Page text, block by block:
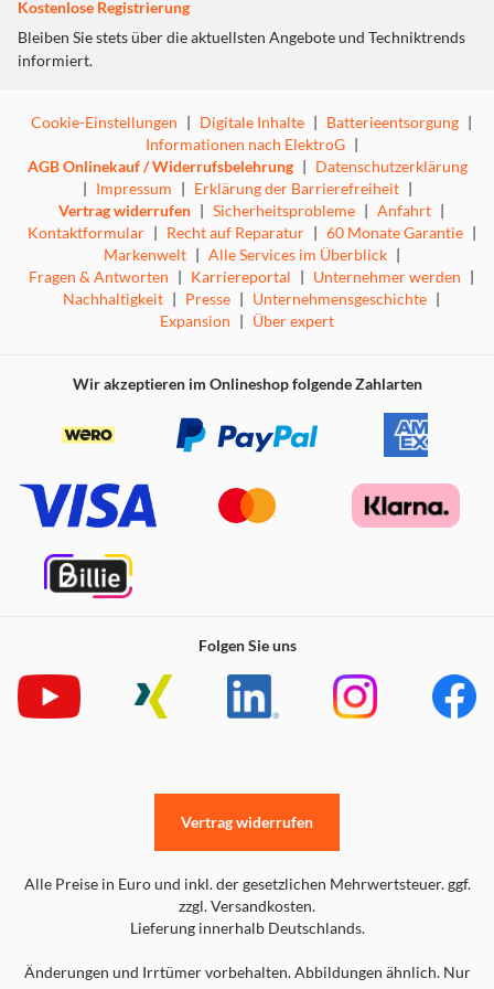
Kostenlose Registrierung
Bleiben Sie stets über die aktuellsten Angebote und Techniktrends
informiert.
Cookie-Einstellungen | Digitale Inhalte | Batterieentsorgung |
Informationen nach ElektroG |
AGB Onlinekauf / Widerrufsbelehrung | Datenschutzerklärung
| Impressum | Erklärung der Barrierefreiheit |
Vertrag widerrufen | Sicherheitsprobleme | Anfahrt |
Kontaktformular | Recht auf Reparatur | 60 Monate Garantie |
Markenwelt | Alle Services im Überblick |
Fragen & Antworten | Karriereportal | Unternehmer werden |
Nachhaltigkeit | Presse | Unternehmensgeschichte |
Expansion | Über expert
Wir akzeptieren im Onlineshop folgende Zahlarten
Folgen Sie uns
Alle Preise in Euro und inkl. der gesetzlichen Mehrwertsteuer. ggf.
zzgl. Versandkosten.
Lieferung innerhalb Deutschlands.
Änderungen und Irrtümer vorbehalten. Abbildungen ähnlich. Nur
Vertrag widerrufen